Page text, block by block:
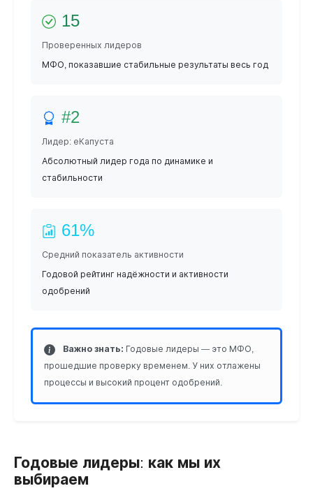
15
Проверенных лидеров
МФО, показавшие стабильные результаты весь год
#2
Лидер: еКапуста
Абсолютный лидер года по динамике и
стабильности
61%
Средний показатель активности
Годовой рейтинг надёжности и активности
одобрений
Важно знать: Годовые лидеры — это МФО,
прошедшие проверку временем. У них отлажены
процессы и высокий процент одобрений.
Годовые лидеры: как мы их
выбираем